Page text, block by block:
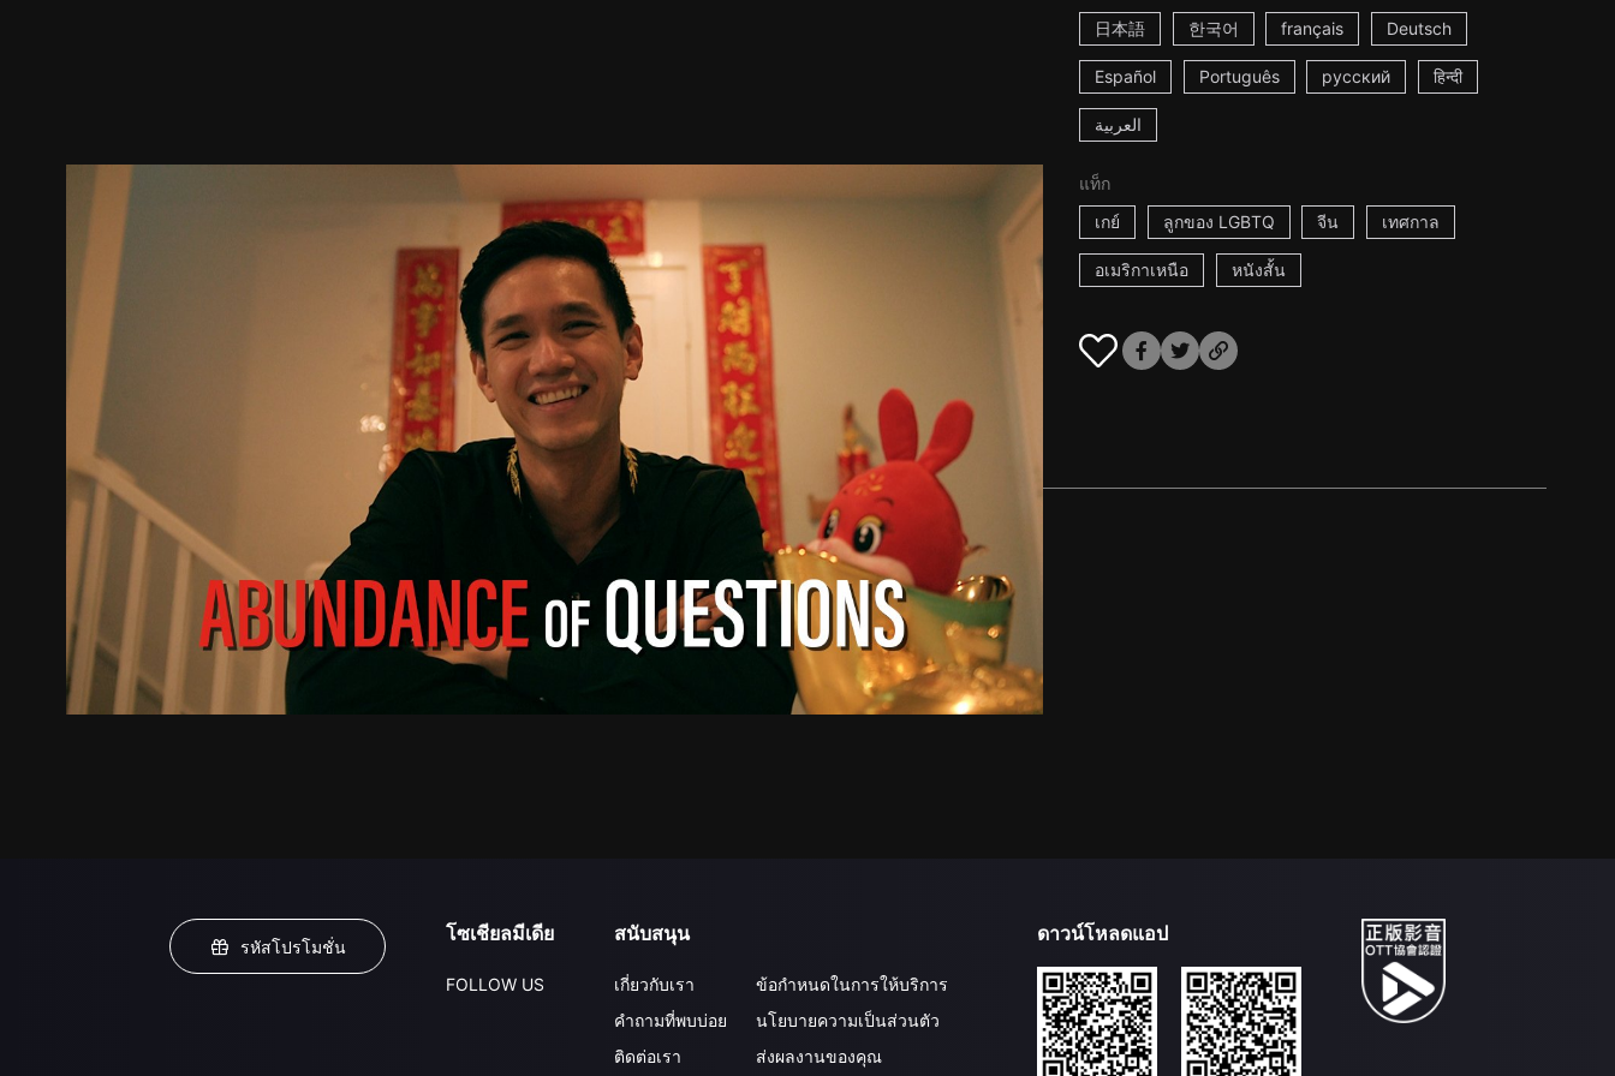
日本語 한국어 français Deutsch
Español Português русский हिन्दी
العربية
แท็ก
เกย์
ลูกของ LGBTQ จีน เทศกาล
อเมริกาเหนือ หนังสั้น
ตัวอย่าง เนื้อหาที่แนะนำ รายละเอียด
รหัสโปรโมชั่น
โซเชียลมีเดีย
FOLLOW US
สนับสนุน
เกี่ยวกับเรา
คำถามที่พบบ่อย
ติดต่อเรา
ข้อกำหนดในการให้บริการ
นโยบายความเป็นส่วนตัว
ส่งผลงานของคุณ
ดาวน์โหลดแอป